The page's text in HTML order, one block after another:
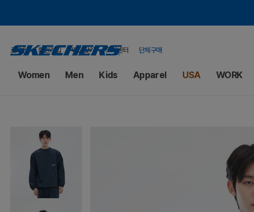
로그인 회원가입 매장찾기 고객센터 단체구매
Women Men Kids Apparel USA WORK